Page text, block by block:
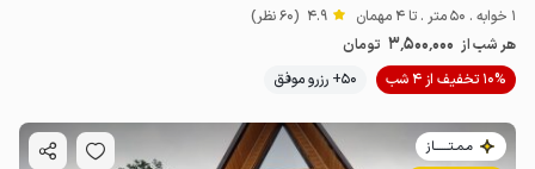
1 خوابه . 50 متر . تا 4 مهمان 4.9 (60 نظر)
هر شب از 3٬500٬000 تومان
10% تخفیف از 4 شب
50+ رزرو موفق
مـمـتــــــاز